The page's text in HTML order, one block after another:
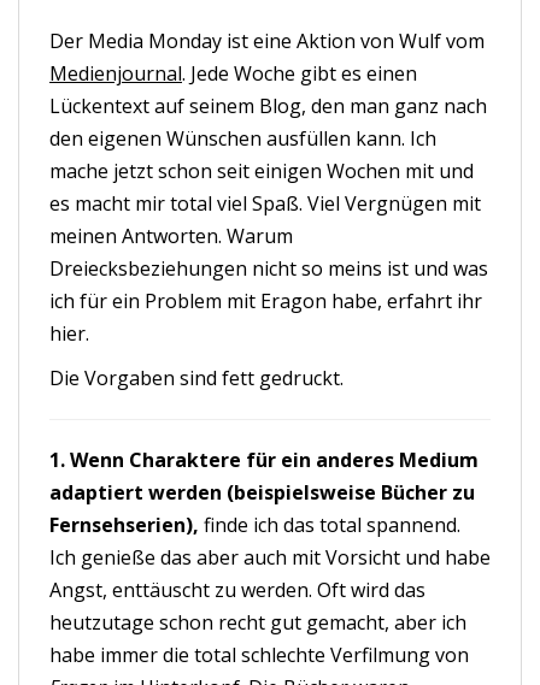
Der Media Monday ist eine Aktion von Wulf vom
Medienjournal. Jede Woche gibt es einen
Lückentext auf seinem Blog, den man ganz nach
den eigenen Wünschen ausfüllen kann. Ich
mache jetzt schon seit einigen Wochen mit und
es macht mir total viel Spaß. Viel Vergnügen mit
meinen Antworten. Warum
Dreiecksbeziehungen nicht so meins ist und was
ich für ein Problem mit Eragon habe, erfahrt ihr
hier.
Die Vorgaben sind fett gedruckt.
1. Wenn Charaktere für ein anderes Medium
adaptiert werden (beispielsweise Bücher zu
Fernsehserien), finde ich das total spannend.
Ich genieße das aber auch mit Vorsicht und habe
Angst, enttäuscht zu werden. Oft wird das
heutzutage schon recht gut gemacht, aber ich
habe immer die total schlechte Verfilmung von